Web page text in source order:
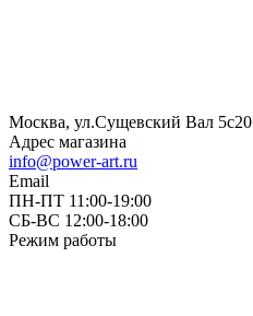
Москва, ул.Сущевский Вал 5с20
Адрес магазина
info@power-art.ru
Email
ПН-ПТ 11:00-19:00
СБ-ВС 12:00-18:00
Режим работы